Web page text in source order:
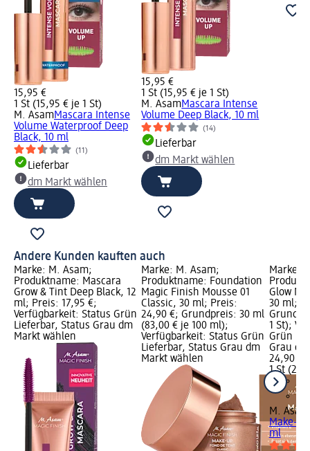
15,95 €
1 St (15,95 € je 1 St)
M. AsamMascara Intense
Volume Waterproof Deep
Black, 10 ml
(11)
Lieferbar
dm Markt wählen
15,95 €
1 St (15,95 € je 1 St)
M. AsamMascara Intense
Volume Deep Black, 10 ml
(14)
Lieferbar
dm Markt wählen
Andere Kunden kauften auch
Marke: M. Asam;
Produktname: Mascara
Grow & Tint Deep Black, 12
ml; Preis: 17,95 €;
Verfügbarkeit: Status Grün
Lieferbar, Status Grau dm
Markt wählen
Marke: M. Asam;
Produktname: Foundation
Magic Finish Mousse 01
Classic, 30 ml; Preis:
24,90 €; Grundpreis: 30 ml
(83,00 € je 100 ml);
Verfügbarkeit: Status Grün
Lieferbar, Status Grau dm
Markt wählen
Marke:
Glow
30 ml;
1 St);
Grün
Grau
24,90 €
1 St
M. Asam
Make-
ml